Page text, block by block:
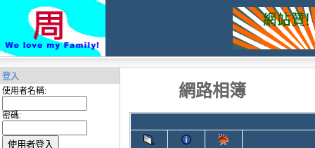
登入
使用者名稱:
密碼:
網路相簿